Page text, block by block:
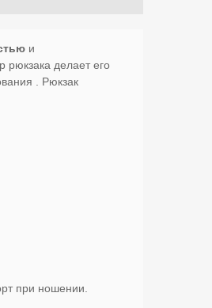
и
рюкзака делает его
. Рюкзак
при ношении.